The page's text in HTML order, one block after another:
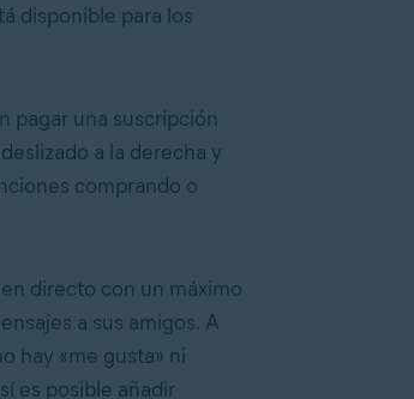
disponible para los
pagar una suscripción
a la derecha y
comprando o
directo con un máximo
a sus amigos. A
hay «me gusta» ni
es posible añadir